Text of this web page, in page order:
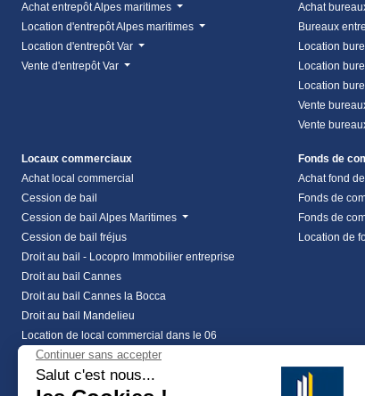
Achat entrepôt Alpes maritimes
Location d'entrepôt Alpes maritimes
Location d'entrepôt Var
Vente d'entrepôt Var
Achat
Bureaux
Location
Location
Location
Vente
Vente
Locaux commerciaux
Achat local commercial
Cession de bail
Cession de bail Alpes Maritimes
Cession de bail fréjus
Droit au bail - Locopro Immobilier entreprise
Droit au bail Cannes
Droit au bail Cannes la Bocca
Droit au bail Mandelieu
Location de local commercial dans le 06
Location local commercial Alpes Maritimes
Location local commercial Var
Fonds de
Achat fond
Fonds de
Fonds de
Location de